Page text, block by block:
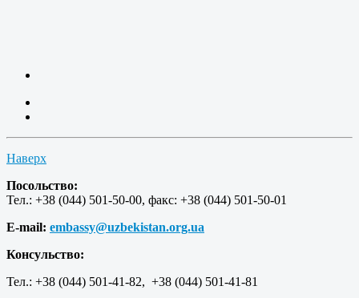
Наверх
Посольство:
Тел.: +38 (044) 501-50-00, факс: +38 (044) 501-50-01
E-mail: embassy@uzbekistan.org.ua
Консульство:
Тел.: +38 (044) 501-41-82, +38 (044) 501-41-81